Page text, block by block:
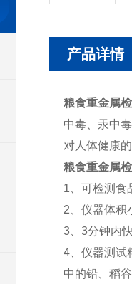
产品详情
粮食重金属
中毒、汞中
对人体健康
粮食重金属
1、可检测食
2、仪器体积
3、3分钟内
4、仪器测试
中的铅、稻